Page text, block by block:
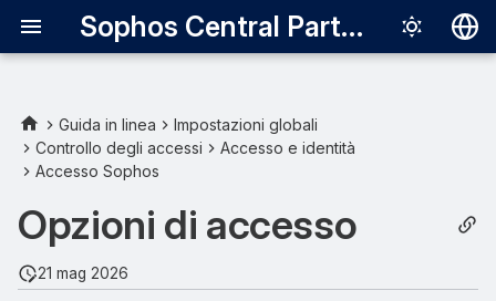
Sophos Central Partner
E-mail e password di Sophos
Central Partner
Microsoft Entra ID
Altri provider di identità
Guida in linea
Impostazioni globali
Controllo degli accessi
Accesso e identità
Accesso Sophos
Opzioni di accesso
21 mag 2026